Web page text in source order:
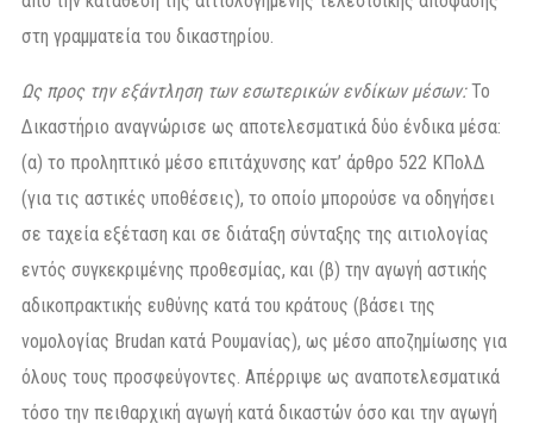
στη γραμματεία του δικαστηρίου.
Ως προς την εξάντληση των εσωτερικών ενδίκων μέσων:Το
Δικαστήριο αναγνώρισε ως αποτελεσματικά δύο ένδικα μέσα:
(α) το προληπτικό μέσο επιτάχυνσης κατ’ άρθρο 522 ΚΠολΔ
(για τις αστικές υποθέσεις), το οποίο μπορούσε να οδηγήσει
σε ταχεία εξέταση και σε διάταξη σύνταξης της αιτιολογίας
εντός συγκεκριμένης προθεσμίας, και (β) την αγωγή αστικής
αδικοπρακτικής ευθύνης κατά του κράτους (βάσει της
νομολογίας Brudan κατά Ρουμανίας), ως μέσο αποζημίωσης για
όλους τους προσφεύγοντες. Απέρριψε ως αναποτελεσματικά
τόσο την πειθαρχική αγωγή κατά δικαστών όσο και την αγωγή